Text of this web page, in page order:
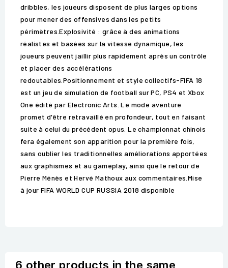
dribbles, les joueurs disposent de plus larges options
pour mener des offensives dans les petits
périmètres.Explosivité : grâce à des animations
réalistes et basées sur la vitesse dynamique, les
joueurs peuvent jaillir plus rapidement après un contrôle
et placer des accélérations
redoutables.Positionnement et style collectifs-FIFA 18
est un jeu de simulation de football sur PC, PS4 et Xbox
One édité par Electronic Arts. Le mode aventure
promet d'être retravaillé en profondeur, tout en faisant
suite à celui du précédent opus. Le championnat chinois
fera également son apparition pour la première fois,
sans oublier les traditionnelles améliorations apportées
aux graphismes et au gameplay, ainsi que le retour de
Pierre Ménès et Hervé Mathoux aux commentaires.Mise
à jour FIFA WORLD CUP RUSSIA 2018 disponible
6 other products in the same